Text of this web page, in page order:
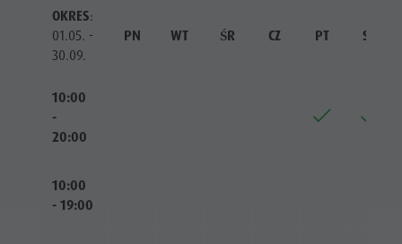
OKRES:
01.05. -
30.09.
PN WT ŚR CZ PT SO
10:00
-
20:00
10:00
- 19:00